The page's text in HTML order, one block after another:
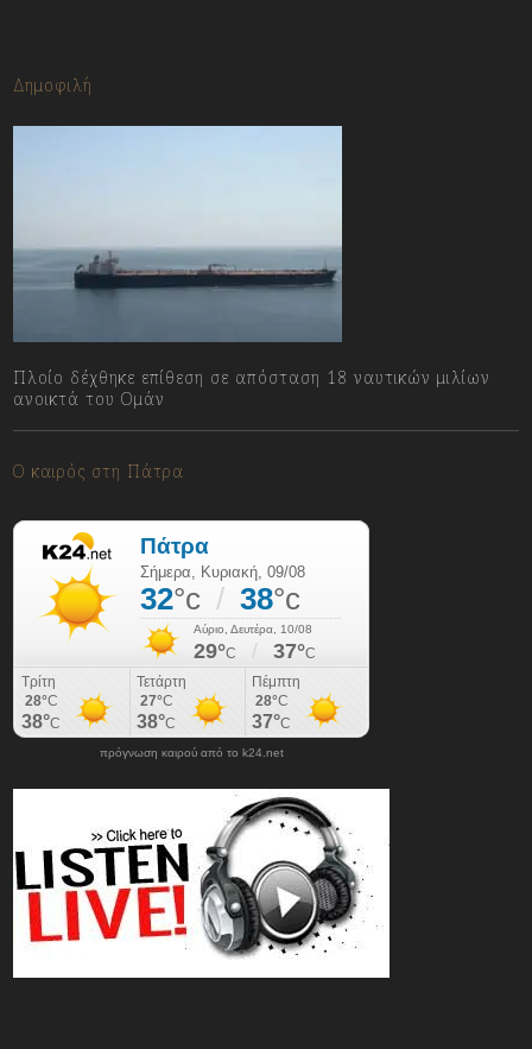
Δημοφιλή
Πλοίο δέχθηκε επίθεση σε απόσταση 18 ναυτικών μιλίων
ανοικτά του Ομάν
Ο καιρός στη Πάτρα
πρόγνωση καιρού από το k24.net